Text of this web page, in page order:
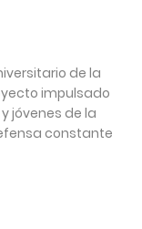
de la
impulsado
jóvenes de la
constante